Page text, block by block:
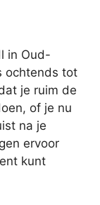
in Oud-
ochtends tot
je ruim de
of je nu
na je
ervoor
kunt